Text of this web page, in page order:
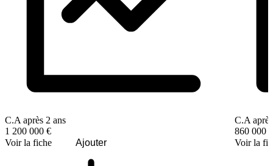
C.A après 2 ans
1 200 000 €
Voir la fiche
Ajouter
C.A
860 000 €
Voir la